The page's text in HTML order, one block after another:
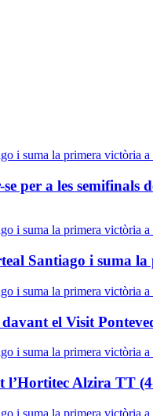
per a les semifinals
Santiago i suma
el Visit
l’Hortitec Alzira TT